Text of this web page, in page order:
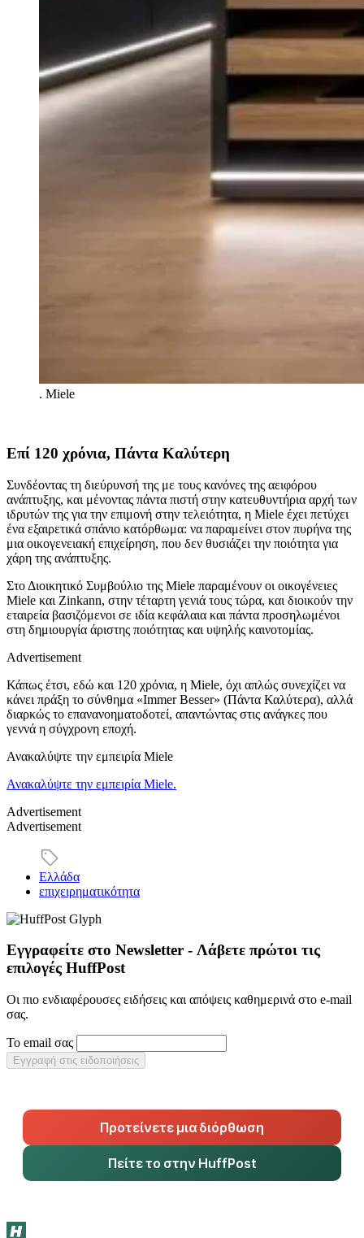
. Miele
Επί 120 χρόνια, Πάντα Καλύτερη
Συνδέοντας τη διεύρυνσή της με τους κανόνες της αειφόρου
ανάπτυξης, και μένοντας πάντα πιστή στην κατευθυντήρια αρχή των
ιδρυτών της για την επιμονή στην τελειότητα, η Miele έχει πετύχει
ένα εξαιρετικά σπάνιο κατόρθωμα: να παραμείνει στον πυρήνα της
μια οικογενειακή επιχείρηση, που δεν θυσιάζει την ποιότητα για
χάρη της ανάπτυξης.
Στο Διοικητικό Συμβούλιο της Miele παραμένουν οι οικογένειες
Miele και Zinkann, στην τέταρτη γενιά τους τώρα, και διοικούν την
εταιρεία βασιζόμενοι σε ιδία κεφάλαια και πάντα προσηλωμένοι
στη δημιουργία άριστης ποιότητας και υψηλής καινοτομίας.
Advertisement
Κάπως έτσι, εδώ και 120 χρόνια, η Miele, όχι απλώς συνεχίζει να
κάνει πράξη το σύνθημα «Immer Besser» (Πάντα Καλύτερα), αλλά
διαρκώς το επανανοηματοδοτεί, απαντώντας στις ανάγκες που
γεννά η σύγχρονη εποχή.
Ανακαλύψτε την εμπειρία Miele
Ανακαλύψτε την εμπειρία Miele.
Advertisement
Advertisement
Ελλάδα
επιχειρηματικότητα
Εγγραφείτε στο Newsletter - Λάβετε πρώτοι τις
επιλογές HuffPost
Οι πιο ενδιαφέρουσες ειδήσεις και απόψεις καθημερινά στο e-mail
σας.
Το email σας
Εγγραφή στις ειδοποιήσεις
Προτείνετε μια διόρθωση
Πείτε το στην HuffPost